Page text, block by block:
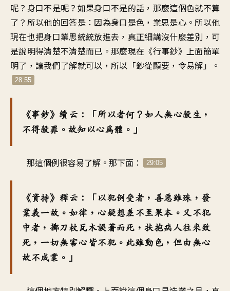
呢？身口不是呢？如果身口不是的話，那麼這個色就不算
了？所以他的回答是：因為身口是色，業思是心。所以他
現在也把身口業思統統放進去，真正細講沒什麼差別，可
是說明得清楚不清楚而已。那麼現在《行事鈔》上面簡單
明了，讓我們了解就可以，所以「鈔從顯要，令易解」。
28:55
《事鈔》續云：「所以者何？如人無心殺生，
不得殺罪。故知以心為體。」
那這個例很容易了解。那下面： 29:05
《資持》釋云：「以犯例受者，善惡雖殊，發
業義一故。如律，心疑想差不至果本。又不犯
中者，擲刀杖瓦木誤著而死，扶抱病人往來致
死，一切無害心皆不犯。此雖動色，但由無心
故不成業。」